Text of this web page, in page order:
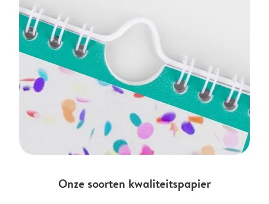
Onze soorten kwaliteitspapier